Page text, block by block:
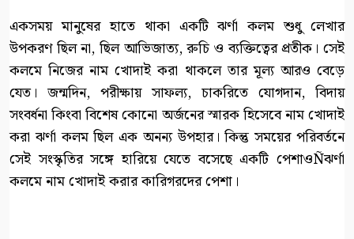
একসময় মানুষের হাতে থাকা একটি ঝর্ণা কলম শুধু লেখার
উপকরণ ছিল না, ছিল আভিজাত্য, রুচি ও ব্যক্তিত্বের প্রতীক। সেই
কলমে নিজের নাম খোদাই করা থাকলে তার মূল্য আরও বেড়ে
যেত। জন্মদিন, পরীক্ষায় সাফল্য, চাকরিতে যোগদান, বিদায়
সংবর্ধনা কিংবা বিশেষ কোনো অর্জনের স্মারক হিসেবে নাম খোদাই
করা ঝর্ণা কলম ছিল এক অনন্য উপহার। কিন্তু সময়ের পরিবর্তনে
সেই সংস্কৃতির সঙ্গে হারিয়ে যেতে বসেছে একটি পেশাওÑঝর্ণা
কলমে নাম খোদাই করার কারিগরদের পেশা।